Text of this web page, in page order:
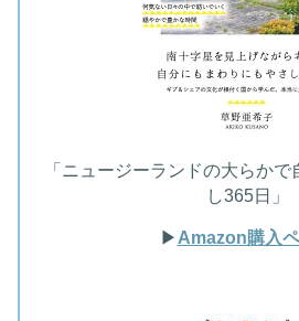
「ニュージーランドの大らか
し365日」
▶︎Amazon購入